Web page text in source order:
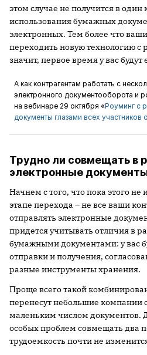
этом случае не получится в один
использования бумажных
электронных. Тем более что
переходить новую технологию с
значит, первое время у вас
А как контрагентам работать с
электронного документооборота и
на вебинаре 29 октября «Роуминг с
документы глазами всех участников
Трудно ли совмещать в
электронные
Начнем с того, что пока этого не
этапе перехода – не все ваши
отправлять электронные
придется учитывать отличия в
бумажными документами: у вас
отправки и получения,
разные инструменты хранения.
Проще всего такой
перенесут небольшие компании
маленьким числом документов.
особых проблем совмещать два
трудоемкость почти не